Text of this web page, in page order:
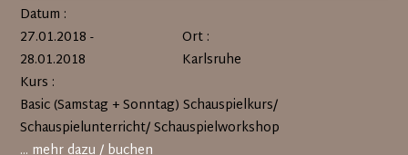
Datum :
27.01.2018 -
28.01.2018
Ort :
Karlsruhe
Kurs :
Basic (Samstag + Sonntag) Schauspielkurs/
Schauspielunterricht/ Schauspielworkshop